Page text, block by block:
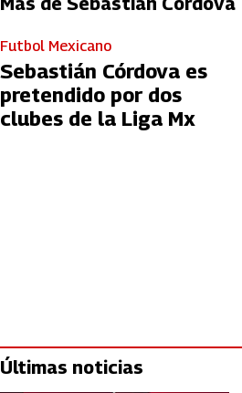
Futbol Mexicano
Sebastián Córdova es
pretendido por dos
clubes de la Liga Mx
Últimas noticias